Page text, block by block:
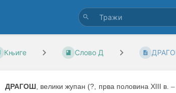
Књиге Слово Д
ДРАГОШ, велики жупан (?, прва половина XIII в.–